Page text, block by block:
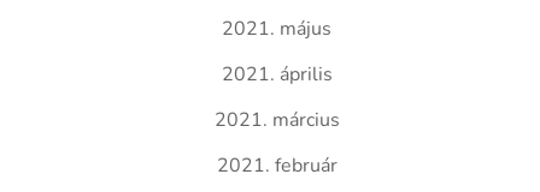
2021. május
2021. április
2021. március
2021. február